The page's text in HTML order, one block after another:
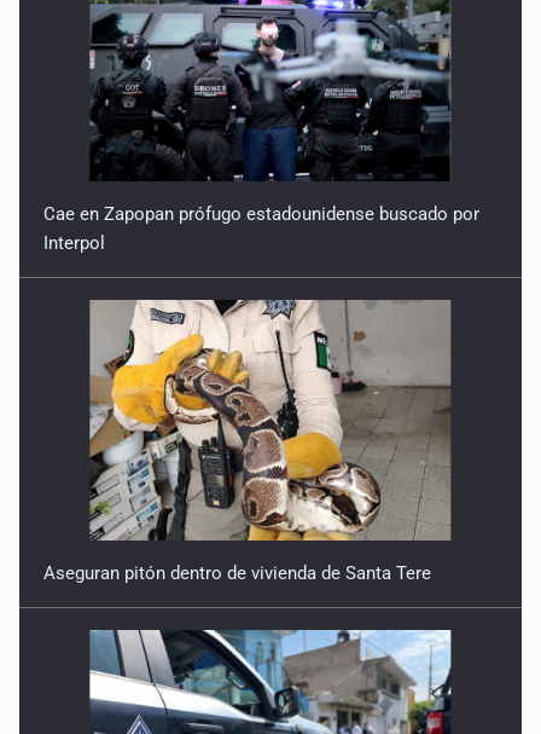
Cae en Zapopan prófugo estadounidense buscado por
Interpol
Aseguran pitón dentro de vivienda de Santa Tere